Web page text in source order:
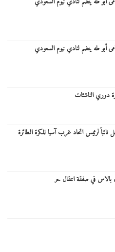
أبو طه ينضم لنادي نيوم السعودي
دوري الناشئات
نائباً لرئيس اتحاد غرب آسيا للكرة الطائرة
بالاس في صفقة انتقال حر